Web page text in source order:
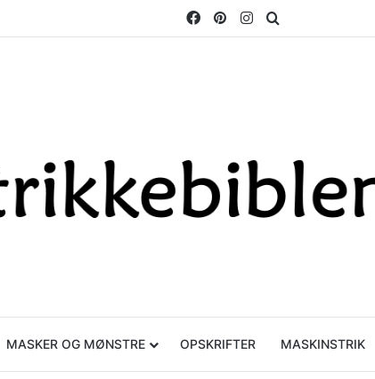
Facebook
PinterestInstagram
MASKER OG MØNSTRE OPSKRIFTER MASKINSTRIK